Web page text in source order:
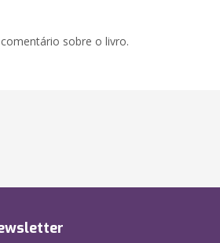
sobre o livro.